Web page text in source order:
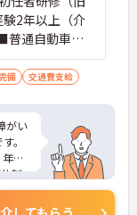
2年以上（介
普通自動車運
に就かれて
備 交通費支給
がい
。
間
制
立も
ア